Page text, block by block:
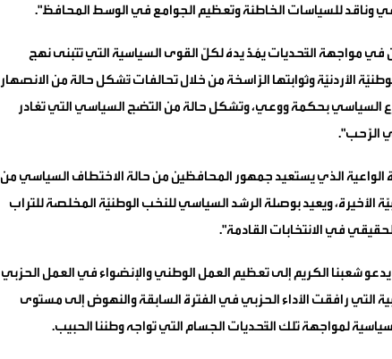
وناقد للسياسات الخاطئة وتعظيم الجوامع في الوسط المحافظ".
مواجهة التَّحديات يمُدُّ يدهُ لكلّ القوى السياسية التي تتبنى نهج
الأردنيّة وثوابتها الرَّاسخة من خلال تحالفات تُشكل حالة من الانصهار
السياسي بحكمة ووعي، وتشكل حالة من النُّضج السياسي التي تغادر
الرَّحب".
الواعية الذي يستعيد جمهور المحافظين من حالة الاختطاف السياسي من
الأخيرة، ويعيد بوصلة الرشد السياسي للنخب الوطنيّة المخلصة للتراب
في الانتخابات القادمة".
شعبنا الكريم إلى تعظيم العمل الوطني والإنضواء في العمل الحزبي
التي رافقت الأداء الحزبي في الفترة السابقة والنهوض إلى مستوى
لمواجهة تلك التَّحديات الجسام التي تواجه وطننا الحبيب.